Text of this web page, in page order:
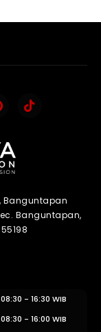
Banguntapan
Banguntapan,
08:30 - 16:30 WIB
08:30 - 16:00 WIB